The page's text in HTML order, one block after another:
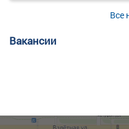
Все
Вакансии